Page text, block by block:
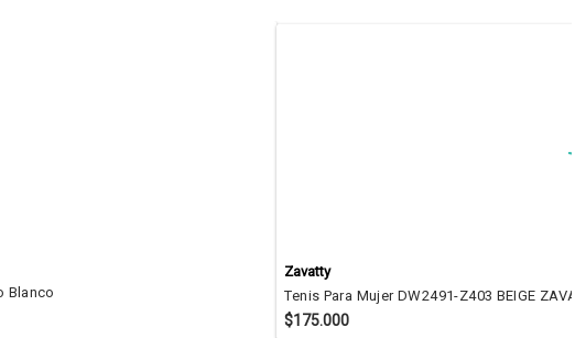
Blanco
Zavatty
Tenis Para Mujer DW2491-Z403 BEIGE
$175.000